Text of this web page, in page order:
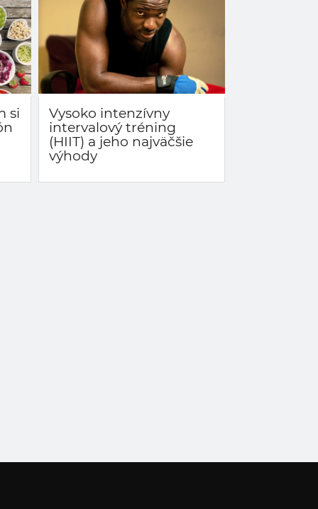
si
Vysoko intenzívny
intervalový tréning
(HIIT) a jeho najväčšie
výhody